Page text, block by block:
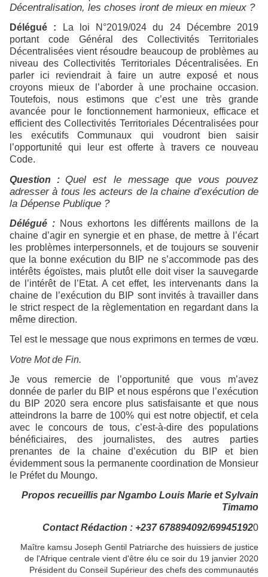
Décentralisation, les choses iront de mieux en mieux ?
Délégué : La loi N°2019/024 du 24 Décembre 2019
portant code Général des Collectivités Territoriales
Décentralisées vient résoudre beaucoup de problèmes au
niveau des Collectivités Territoriales Décentralisées. En
parler ici reviendrait à faire un autre exposé et nous
croyons mieux de l’aborder à une prochaine occasion.
Toutefois, nous estimons que c’est une très grande
avancée pour le fonctionnement harmonieux, efficace et
efficient des Collectivités Territoriales Décentralisées pour
les exécutifs Communaux qui voudront bien saisir
l’opportunité qui leur est offerte à travers ce nouveau
Code.
Question : Quel est le message que vous pouvez
adresser à tous les acteurs de la chaine d’exécution de
la Dépense Publique ?
Délégué :Nous exhortons les différents maillons de la
chaine d’agir en synergie et en phase, de mettre à l’écart
les problèmes interpersonnels, et de toujours se souvenir
que la bonne exécution du BIP ne s’accommode pas des
intérêts égoïstes, mais plutôt elle doit viser la sauvegarde
de l’intérêt de l’Etat. A cet effet, les intervenants dans la
chaine de l’exécution du BIP sont invités à travailler dans
le strict respect de la règlementation en regardant dans la
même direction.
Tel est le message que nous exprimons en termes de vœu.
Votre Mot de Fin.
Je vous remercie de l’opportunité que vous m’avez
donnée de parler du BIP et nous espérons que l’exécution
du BIP 2020 sera encore plus satisfaisante et que nous
atteindrons la barre de 100% qui est notre objectif, et cela
avec le concours de tous, c’est-à-dire des populations
bénéficiaires, des journalistes, des autres parties
prenantes de la chaine d’exécution du BIP et bien
évidemment sous la permanente coordination de Monsieur
le Préfet du Moungo.
Propos recueillis par Ngambo Louis Marie et Sylvain
Timamo
Contact Rédaction : +237 678894092/699451920
Maître kamsu Joseph Gentil Patriarche des huissiers de justice
de l'Afrique centrale vient d'être élu ce soir du 19 janvier 2020
Président du Conseil Supérieur des chefs des communautés